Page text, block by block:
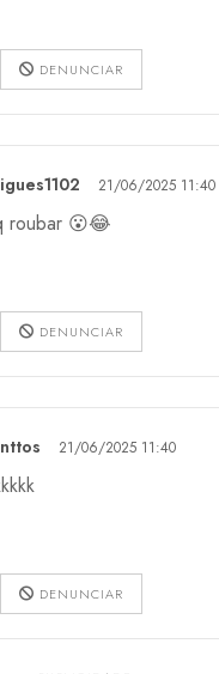
DENUNCIAR
21/06/2025 11:40
roubar 😮😂
DENUNCIAR
21/06/2025 11:40
DENUNCIAR